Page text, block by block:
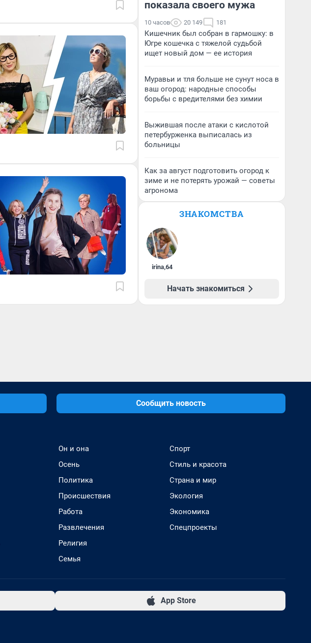
показала своего мужа
10 часов 20 149 181
Кишечник был собран в гармошку: в
Югре кошечка с тяжелой судьбой
ищет новый дом — ее история
Муравьи и тля больше не сунут носа в
ваш огород: народные способы
борьбы с вредителями без химии
Выжившая после атаки с кислотой
петербурженка выписалась из
больницы
Как за август подготовить огород к
зиме и не потерять урожай — советы
агронома
ЗНАКОМСТВА
irina,64
Начать знакомиться
Сообщить новость
Он и она
Осень
Политика
Происшествия
Работа
Развлечения
Религия
Семья
Спорт
Стиль и красота
Страна и мир
Экология
Экономика
Спецпроекты
App Store